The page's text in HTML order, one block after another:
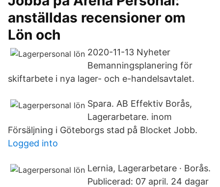
anställdas recensioner om
Lön och
2020-11-13 Nyheter
Bemanningsplanering för
skiftarbete i nya lager- och e-handelsavtalet.
Spara. AB Effektiv Borås,
Lagerarbetare. inom
Försäljning i Göteborgs stad på Blocket Jobb.
Logged into
Lernia, Lagerarbetare · Borås.
Publicerad: 07 april. 24 dagar